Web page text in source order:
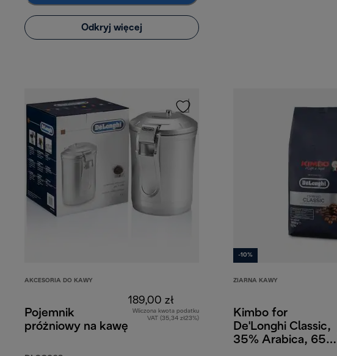
Odkryj więcej
AKCESORIA DO KAWY
Pojemnik
próżniowy na kawę
189,00 zł
Wliczona kwota podatku
VAT (35,34 zł23%)
-10%
ZIARNA KAWY
Kimbo for
De'Longhi Classic,
35% Arabica, 65%